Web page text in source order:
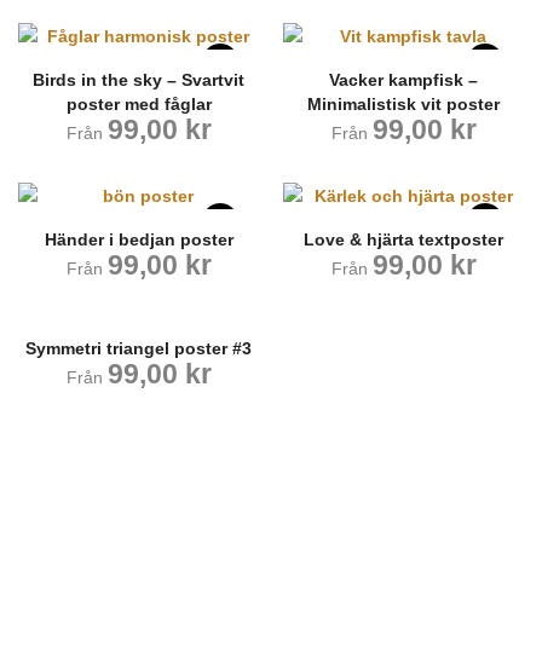
Birds in the sky – Svartvit
poster med fåglar
Från 99,00 kr
Vacker kampfisk –
Minimalistisk vit poster
Från 99,00 kr
Händer i bedjan poster
Från 99,00 kr
Love & hjärta textposter
Från 99,00 kr
Symmetri triangel poster #3
Från 99,00 kr